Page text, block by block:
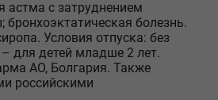
астма с затруднением
болезнь.
Условия отпуска: без
– для детей младше 2 лет.
АО, Болгария. Также
российскими